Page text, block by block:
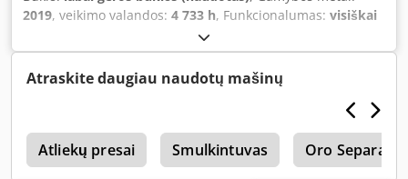
2019, veikimo valandos: 4 733 h, Funkcionalumas: visiškai
dyzelinas
powietrzny + dodatkowy wentylator ssący dla frakcji
średniej. Maszyna od jednego właściciela. Dedpsv Aailjfx
Atraskite daugiau naudotų mašinų
Atliekų presai Smulkintuvas Oro